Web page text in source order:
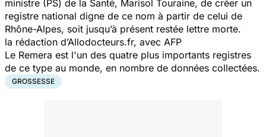
ministre (PS) de la Santé, Marisol Touraine, de créer un
registre national digne de ce nom à partir de celui de
Rhône-Alpes, soit jusqu’à présent restée lettre morte.
la rédaction d’Allodocteurs.fr, avec AFP
Le Remera est l'un des quatre plus importants registres
de ce type au monde, en nombre de données collectées.
GROSSESSE